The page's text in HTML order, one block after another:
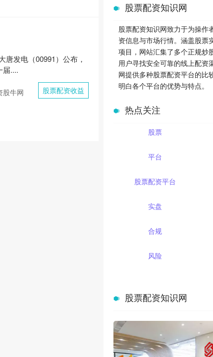
发电（00991）公布，
届....
股票配资收益
股牛网
股票配资知识网
股票配资知识网致力于为操作
资信息与市场行情。涵盖股票
项目，网站汇集了多个正规炒
用户寻找安全可靠的线上配资
网提供多种股票配资平台的比
明白各个平台的优势与特点。
热点关注
股票
平台
股票配资平台
实盘
合规
风险
股票配资知识网